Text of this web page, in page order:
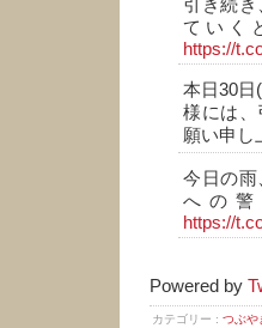
引き続
ていく
https://
本日30日
様には、
願い申し
今日の雨
への
https://
Powered by
カテゴリー : つぶや